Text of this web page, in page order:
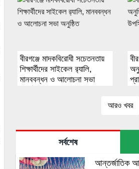
বীরগঞ্জে মাদকবিরোধী সচেতনতায়
শিক্ষার্থীদের সাইকেল র‌্যালি,
মানববন্ধন ও আলোচনা সভা
আরও খবর
সর্বশেষ
আন্তর্জাতিক